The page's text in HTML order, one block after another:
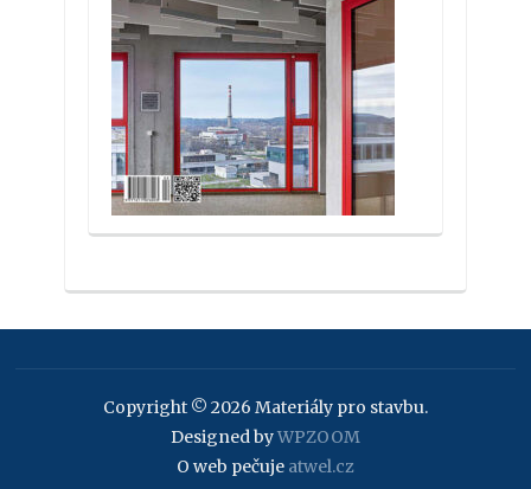
Copyright © 2026 Materiály pro stavbu.
Designed byWPZOOM
O web pečuje atwel.cz